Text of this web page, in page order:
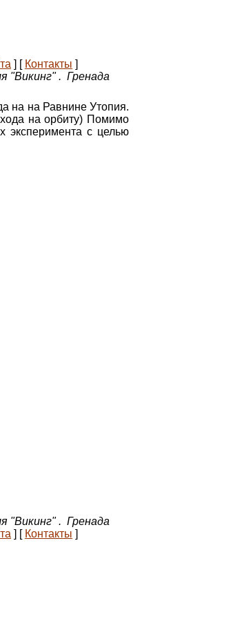
] [ Контакты ]
"Викинг" . Гренада
на на Равнине Утопия.
на орбиту) Помимо
эксперимента с целью
"Викинг" . Гренада
] [ Контакты ]